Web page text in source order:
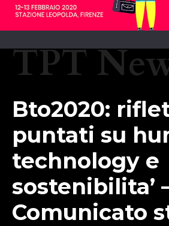
TPT
Bto2020:
puntati su
technology e
sostenibilita’
Comunicato